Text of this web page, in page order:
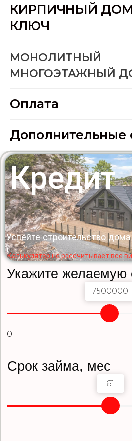
КИРПИЧНЫЙ
КЛЮЧ
МОНОЛИТНЫЙ
МНОГОЭТАЖНЫЙ
Оплата
Дополнительные
2
Выбери банк *
Газпромбанк
ВТБ
Сбербанк
Почтабанк
143432.4руб.
442500руб.